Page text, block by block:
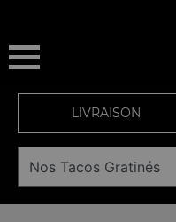
LIVRAISON